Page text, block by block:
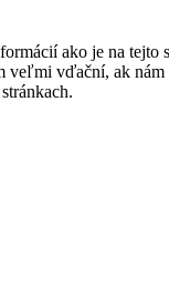
ako je na tejto
veľmi vďační, ak nám